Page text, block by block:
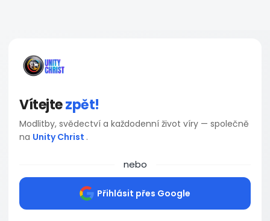
Vítejtezpět!
Modlitby, svědectví a každodenní život víry — společně
na Unity Christ .
nebo
Přihlásit přes Google